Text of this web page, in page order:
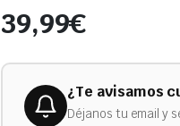
39,99€
¿Te avisamos
Déjanos tu email y